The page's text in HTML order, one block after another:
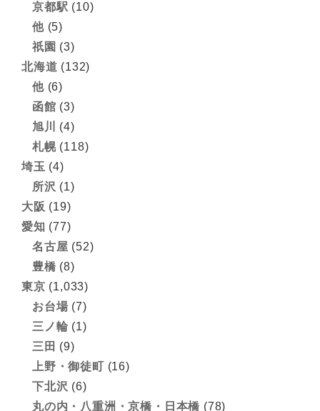
京都駅 (10)
他(5)
祇園 (3)
北海道 (132)
他(6)
函館 (3)
旭川
(4)
札幌(118)
埼玉 (4)
所沢 (1)
大阪 (19)
愛知 (77)
名古屋 (52)
豊橋 (8)
東京 (1,033)
お台場 (7)
三ノ輪 (1)
三田 (9)
上野・御徒町 (16)
下北沢 (6)
丸の内・八重洲・京橋・日本橋 (78)